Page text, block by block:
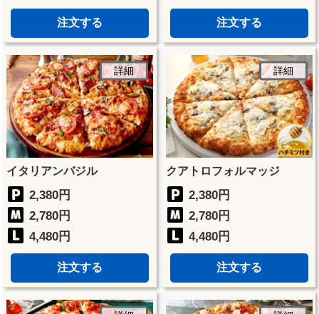
注文する 注文する
詳細
イタリアンバジル
2,380円
2,780円
4,480円
注文する
詳細
クアトロフォルマッジ
2,380円
2,780円
4,480円
注文する